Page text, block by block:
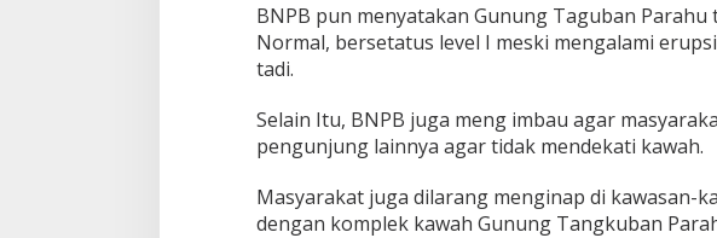
BNPB pun menyatakan Gunung Taguban
Normal, bersetatus level I meski mengalami
tadi.
Selain Itu, BNPB juga meng imbau agar
pengunjung lainnya agar tidak mendekati kawah.
Masyarakat juga dilarang menginap di kawasan-
dengan komplek kawah Gunung Tangkuban